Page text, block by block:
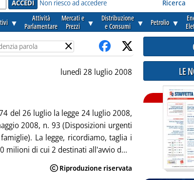
Non riesco ad accedere Ricerca
▼
Attività
Parlamentare
Mercati e
Prezzi
▼
Distribuzione
e Consumi
▼ Petrolio ▼
×
lunedì 28 luglio 2008
del 26 luglio la legge 24 luglio 2008,
2008, n. 93 (Disposizioni urgenti
La legge, ricordiamo, taglia i
milioni di cui 2 destinati all'avvio d...
LE